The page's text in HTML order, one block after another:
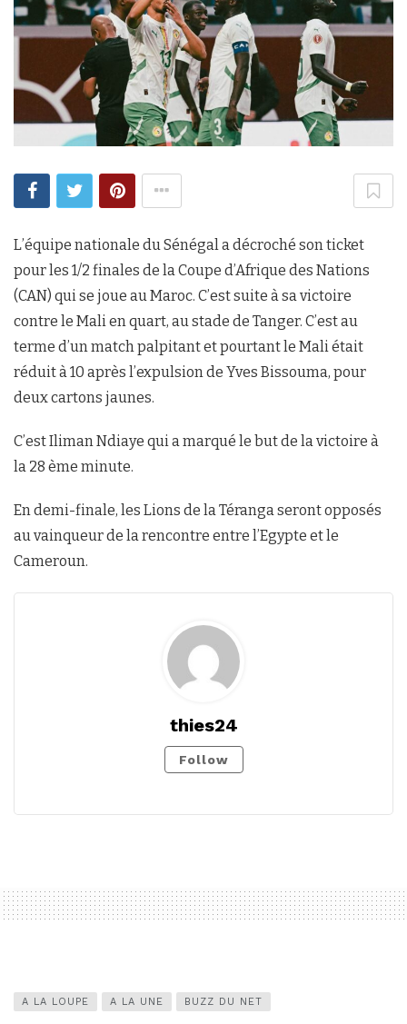
L’équipe nationale du Sénégal a décroché son ticket
pour les 1/2 finales de la Coupe d’Afrique des Nations
(CAN) qui se joue au Maroc. C’est suite à sa victoire
contre le Mali en quart, au stade de Tanger. C’est au
terme d’un match palpitant et pourtant le Mali était
réduit à 10 après l’expulsion de Yves Bissouma, pour
deux cartons jaunes.
C’est Iliman Ndiaye qui a marqué le but de la victoire à
la 28 ème minute.
En demi-finale, les Lions de la Téranga seront opposés
au vainqueur de la rencontre entre l’Egypte et le
Cameroun.
thies24
Follow
A LA LOUPE A LA UNE BUZZ DU NET